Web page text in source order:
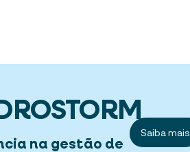
na gestão de
Saiba mais